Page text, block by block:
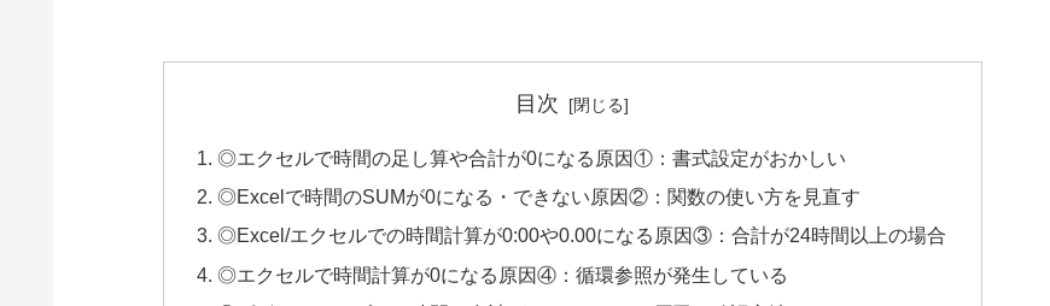
目次
◎エクセルで時間の足し算や合計が0になる原因①：書式設定がおかしい
◎Excelで時間のSUMが0になる・できない原因②：関数の使い方を見直す
◎Excel/エクセルでの時間計算が0:00や0.00になる原因③：合計が24時間以上の場合
◎エクセルで時間計算が0になる原因④：循環参照が発生している